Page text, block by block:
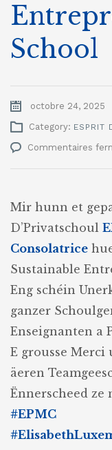
School
octobre 24, 2025
Category: ESPRIT
Commentaires
Mir hunn et
D’Privatschoul
Consolatrice
Sustainable
Eng schéin
ganzer
Enseignanten a
E grousse
äeren
Ënnerscheed ze
#EPMC